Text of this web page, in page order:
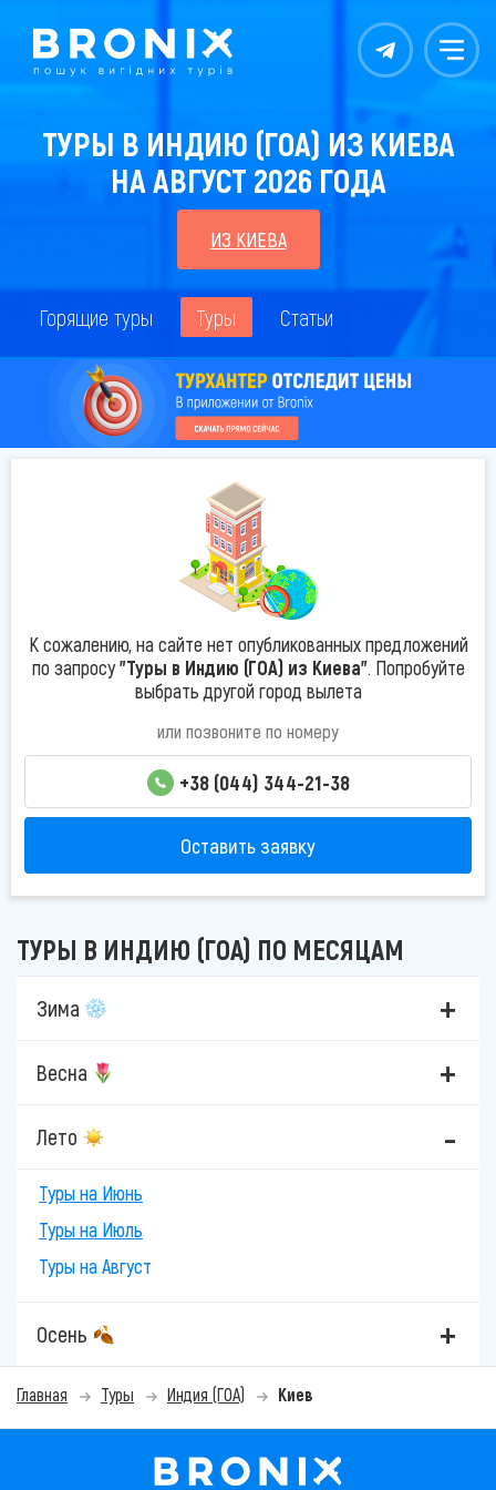
Контакты Меню
ТУРЫ В ИНДИЮ (ГОА) ИЗ КИЕВА
НА АВГУСТ 2026 ГОДА
ИЗ КИЕВА
Горящие туры Туры Статьи
К сожалению, на сайте нет опубликованных предложений
по запросу"Туры в Индию (ГОА) из Киева". Попробуйте
выбрать другой город вылета
или позвоните по номеру
+38 (044) 344-21-38
Оставить заявку
ТУРЫ В ИНДИЮ (ГОА) ПО МЕСЯЦАМ
Зима
Весна
Лето
Туры на Июнь
Туры на Июль
Туры на Август
Осень
Главная Туры Индия (ГОА) Киев